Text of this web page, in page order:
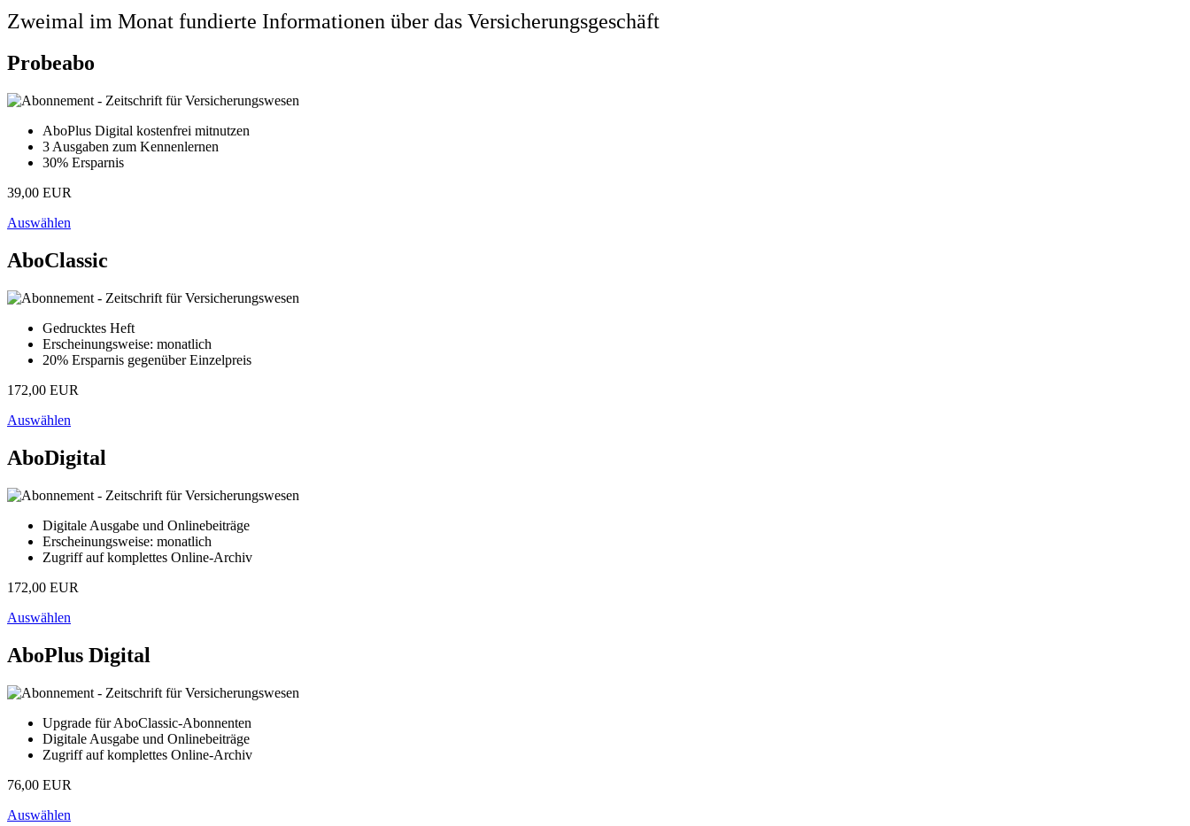
Zweimal im Monat fundierte Informationen über das Versicherungsgeschäft
Probeabo
AboPlus Digital kostenfrei mitnutzen
3 Ausgaben zum Kennenlernen
30% Ersparnis
39,00 EUR
Auswählen
AboClassic
Gedrucktes Heft
Erscheinungsweise: monatlich
20% Ersparnis gegenüber Einzelpreis
172,00 EUR
Auswählen
AboDigital
Digitale Ausgabe und Onlinebeiträge
Erscheinungsweise: monatlich
Zugriff auf komplettes Online-Archiv
172,00 EUR
Auswählen
AboPlus Digital
Upgrade für AboClassic-Abonnenten
Digitale Ausgabe und Onlinebeiträge
Zugriff auf komplettes Online-Archiv
76,00 EUR
Auswählen